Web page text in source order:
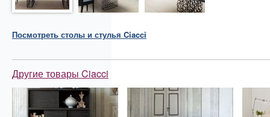
Посмотреть столы и стулья Ciacci
Другие товары Ciacci